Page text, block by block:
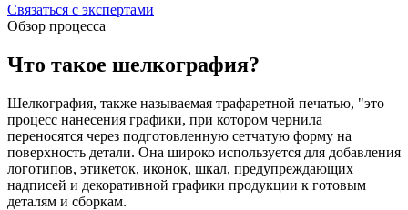
Связаться с экспертами
Обзор процесса
Что такое шелкография?
Шелкография, также называемая трафаретной печатью, "это
процесс нанесения графики, при котором чернила
переносятся через подготовленную сетчатую форму на
поверхность детали. Она широко используется для добавления
логотипов, этикеток, иконок, шкал, предупреждающих
надписей и декоративной графики продукции к готовым
деталям и сборкам.